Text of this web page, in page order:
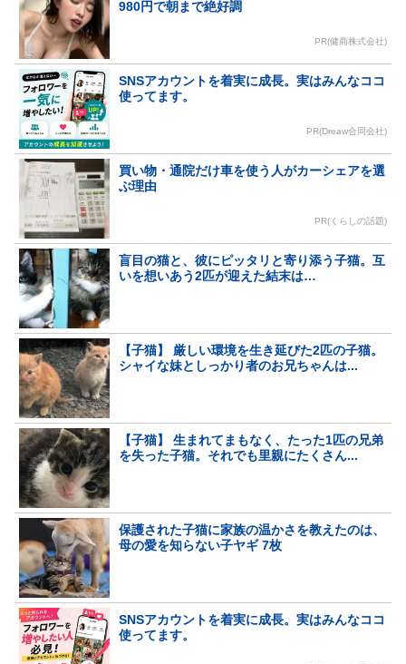
980円で朝まで絶好調
PR(健商株式会社)
SNSアカウントを着実に成長。実はみんなココ
使ってます。
PR(Dreaw合同会社)
買い物・通院だけ車を使う人がカーシェアを選
ぶ理由
PR(くらしの話題)
盲目の猫と、彼にピッタリと寄り添う子猫。互
いを想いあう2匹が迎えた結末は…
【子猫】 厳しい環境を生き延びた2匹の子猫。
シャイな妹としっかり者のお兄ちゃんは...
【子猫】 生まれてまもなく、たった1匹の兄弟
を失った子猫。それでも里親にたくさん...
保護された子猫に家族の温かさを教えたのは、
母の愛を知らない子ヤギ 7枚
SNSアカウントを着実に成長。実はみんなココ
使ってます。